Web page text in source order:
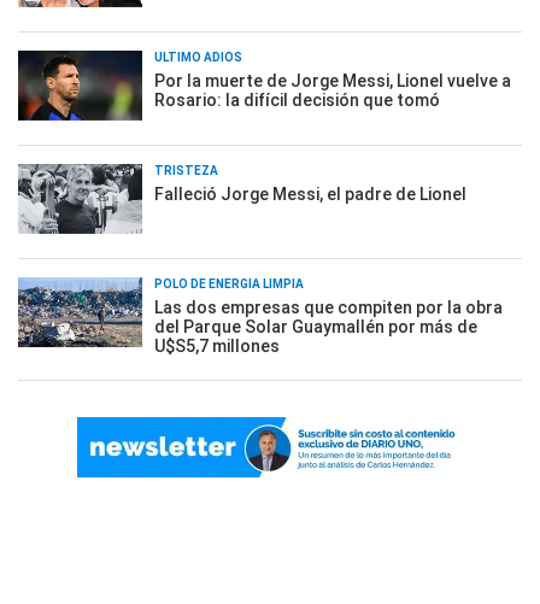
ÚLTIMO ADIÓS
Por la muerte de Jorge Messi, Lionel vuelve a
Rosario: la difícil decisión que tomó
TRISTEZA
Falleció Jorge Messi, el padre de Lionel
POLO DE ENERGÍA LIMPIA
Las dos empresas que compiten por la obra
del Parque Solar Guaymallén por más de
U$S5,7 millones